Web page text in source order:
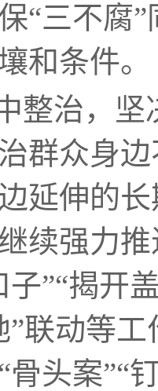
“三不腐
和条件。
整治，
群众身
延伸的
续强力
子”“揭开
”联动等
骨头案”“